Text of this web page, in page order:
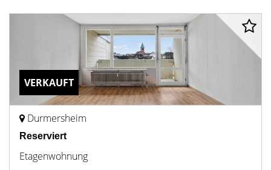
VERKAUFT
Durmersheim
Reserviert
Etagenwohnung